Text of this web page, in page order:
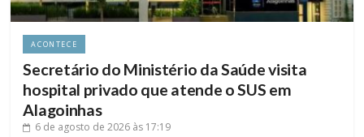
ACONTECE
Secretário do Ministério da Saúde visita
hospital privado que atende o SUS em
Alagoinhas
6 de agosto de 2026 às 17:19